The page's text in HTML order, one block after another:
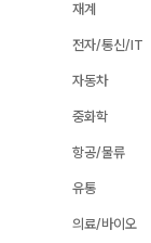
재계
전자/통신/IT
자동차
중화학
항공/물류
유통
의료/바이오